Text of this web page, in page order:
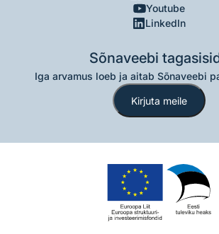
Youtube
LinkedIn
Sõnaveebi
Iga arvamus loeb ja aitab Sõnaveebi
Kirjuta meile